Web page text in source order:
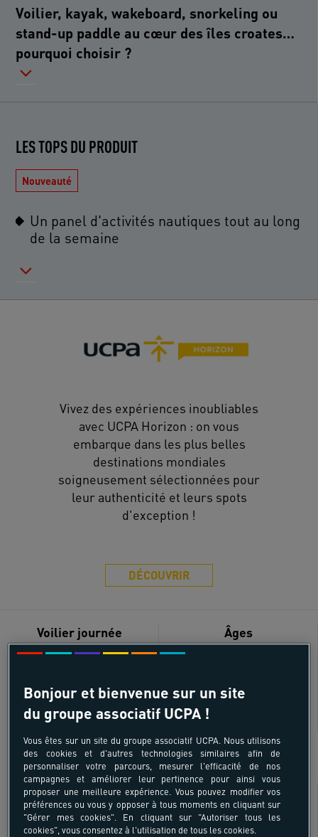
Voilier, kayak, wakeboard, snorkeling ou
stand-up paddle au cœur des îles croates…
pourquoi choisir ?
LES TOPS DU PRODUIT
Nouveauté
Un panel d'activités nautiques tout au long
de la semaine
Vivez des expériences inoubliables
avec UCPA Horizon : on vous
embarque dans les plus belles
destinations mondiales
soigneusement sélectionnées pour
leur authenticité et leurs spots
d'exception !
DÉCOUVRIR
Voilier journée
SUR SITE
Âges
Besoin de conseils ?
Bonjour et bienvenue sur un site
du groupe associatif UCPA !
Vous êtes sur un site du groupe associatif UCPA. Nous utilisons
des cookies et d'autres technologies similaires afin de
personnaliser votre parcours, mesurer l'efficacité de nos
campagnes et améliorer leur pertinence pour ainsi vous
proposer une meilleure expérience. Vous pouvez modifier vos
préférences ou vous y opposer à tous moments en cliquant sur
"Gérer mes cookies". En cliquant sur "Autoriser tous les
cookies", vous consentez à l'utilisation de tous les cookies.